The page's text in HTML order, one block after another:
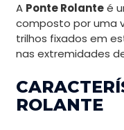
A Ponte Rolanteé
composto por uma
trilhos fixados em
nas extremidades
ROLANTE